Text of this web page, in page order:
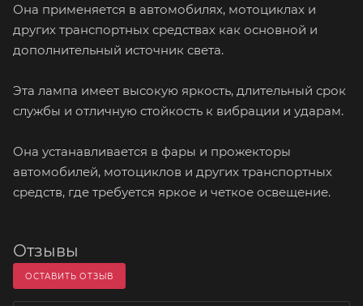
Она применяется в автомобилях, мотоциклах и
других транспортных средствах как основной и
дополнительный источник света.
Эта лампа имеет высокую яркость, длительный срок
службы и отличную стойкость к вибрации и ударам.
Она устанавливается в фары и прожекторы
автомобилей, мотоциклов и других транспортных
средств, где требуется яркое и четкое освещение.
Отзывы
ОСТАВИТЬ ОТЗЫВ